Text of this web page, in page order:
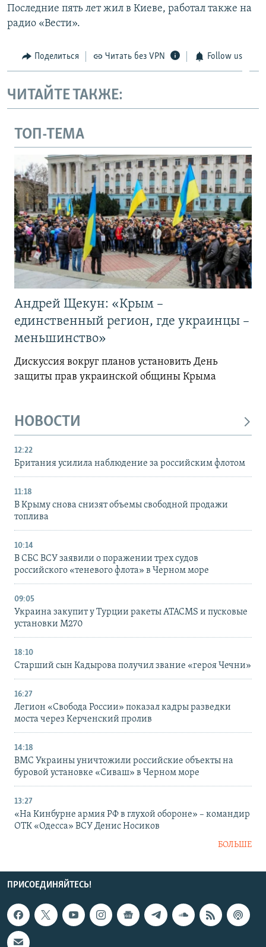
Последние пять лет жил в Киеве, работал также на
радио «Вести».
Поделиться Читать без VPN Follow us
ЧИТАЙТЕ ТАКЖЕ:
ТОП-ТЕМА
Андрей Щекун: «Крым –
единственный регион, где украинцы –
меньшинство»
Дискуссия вокруг планов установить День
защиты прав украинской общины Крыма
НОВОСТИ
12:22
Британия усилила наблюдение за российским флотом
11:18
В Крыму снова снизят объемы свободной продажи
топлива
10:14
В СБС ВСУ заявили о поражении трех судов
российского «теневого флота» в Черном море
09:05
Украина закупит у Турции ракеты ATACMS и пусковые
установки M270
18:10
Старший сын Кадырова получил звание «героя Чечни»
16:27
Легион «Свобода России» показал кадры разведки
моста через Керченский пролив
14:18
ВМС Украины уничтожили российские объекты на
буровой установке «Сиваш» в Черном море
13:27
«На Кинбурне армия РФ в глухой обороне» – командир
ОТК «Одесса» ВСУ Денис Носиков
БОЛЬШЕ
ПРИСОЕДИНЯЙТЕСЬ!